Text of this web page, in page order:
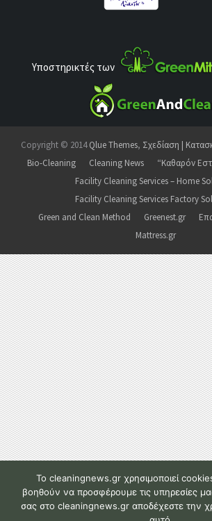
Υποστηρικτές των
Copyright © 2014Qlue Themes, Σχεδίαση |
Bio-Cleaning
Cleaning News “Καθαρόν
Facility Cleaning Services – Home
Facility Cleaning Services Factory
Green and Clean Method
Greenest.gr
Mattress.gr
To cleaningnews.gr χρησιμοποιεί
βοηθούν να προσφέρουμε τις υπηρεσίες
σας στο cleaningnews.gr αποδέχεστε την